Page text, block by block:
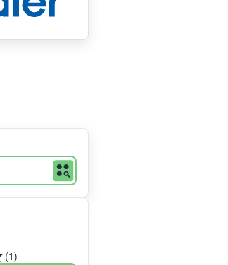
(1)